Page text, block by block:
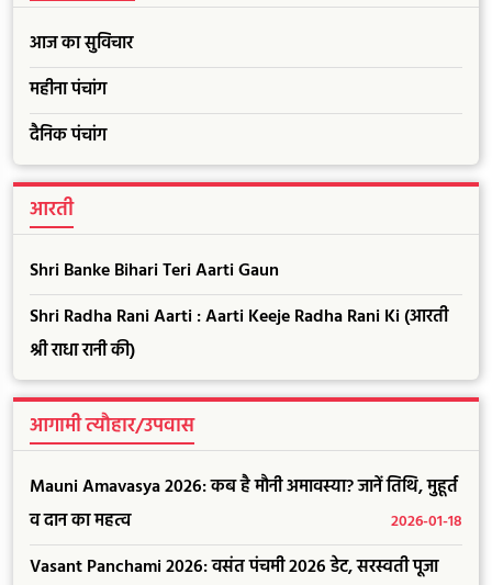
आज का सुविचार
महीना पंचांग
दैनिक पंचांग
आरती
Shri Banke Bihari Teri Aarti Gaun
Shri Radha Rani Aarti : Aarti Keeje Radha Rani Ki (आरती
श्री राधा रानी की)
आगामी त्यौहार/उपवास
Mauni Amavasya 2026: कब है मौनी अमावस्या? जानें तिथि, मुहूर्त
व दान का महत्व
2026-01-18
Vasant Panchami 2026: वसंत पंचमी 2026 डेट, सरस्वती पूजा